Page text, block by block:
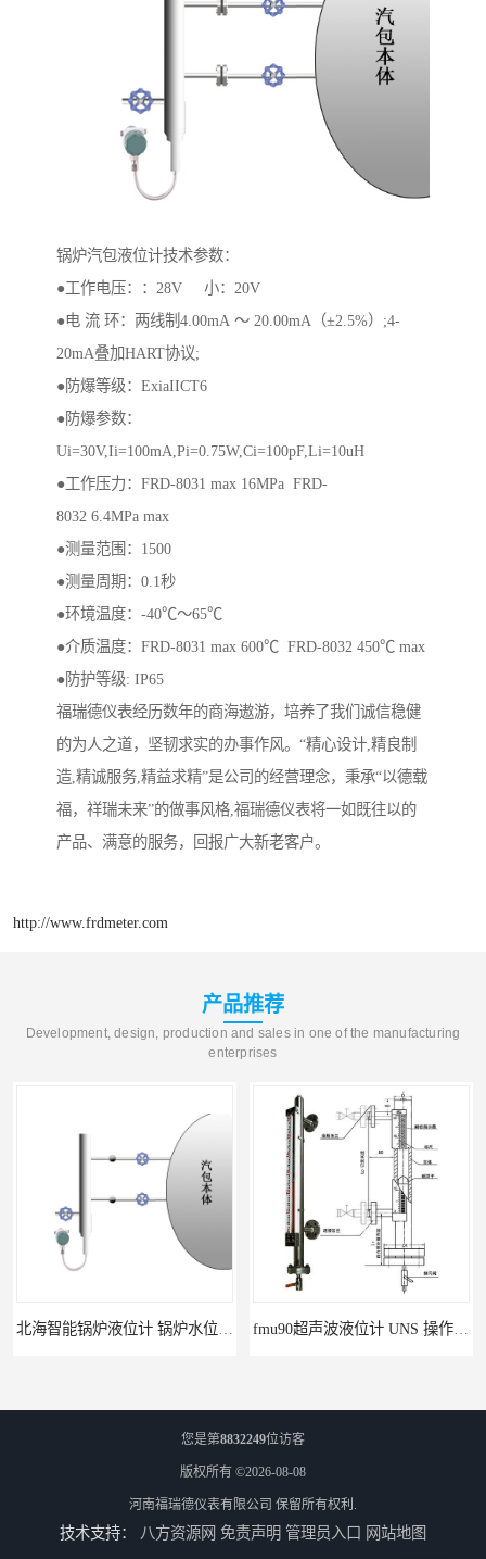
锅炉汽包液位计技术参数：
●工作电压：：28V 小：20V
●电 流 环：两线制4.00mA ～ 20.00mA（±2.5%）;4-
20mA叠加HART协议;
●防爆等级：ExiaIICT6
●防爆参数：
Ui=30V,Ii=100mA,Pi=0.75W,Ci=100pF,Li=10uH
●工作压力：FRD-8031 max 16MPa FRD-
8032 6.4MPa max
●测量范围：1500
●测量周期：0.1秒
●环境温度：-40℃～65℃
●介质温度：FRD-8031 max 600℃ FRD-8032 450℃ max
●防护等级: IP65
福瑞德仪表经历数年的商海遨游，培养了我们诚信稳健
的为人之道，坚韧求实的办事作风。“精心设计,精良制
造,精诚服务,精益求精”是公司的经营理念，秉承“以德载
福，祥瑞未来”的做事风格,福瑞德仪表将一如既往以的
产品、满意的服务，回报广大新老客户。
http://www.frdmeter.com
产品推荐
Development, design, production and sales in one of the manufacturing
enterprises
您是第8832249位访客
版权所有 ©2026-08-08
河南福瑞德仪表有限公司 保留所有权利.
技术支持： 八方资源网 免责声明 管理员入口 网站地图